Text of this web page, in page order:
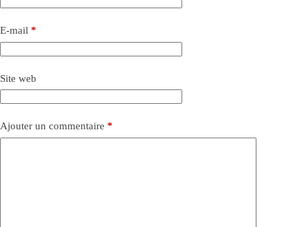
E-mail *
Site web
Ajouter un commentaire *